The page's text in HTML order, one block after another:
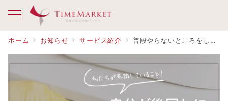
ホーム お知らせ サービス紹介 普段やらないところをしっかり意識！